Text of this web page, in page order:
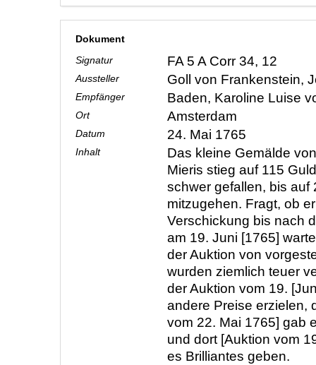
Dokument
Signatur
FA 5 A Corr 34, 12
Aussteller Goll von Frankenstein,
Empfänger Baden, Karoline Luise
Ort Amsterdam
Datum 24. Mai 1765
Inhalt
Das kleine Gemälde
Mieris stieg auf 115
schwer gefallen, bis auf
mitzugehen. Fragt, ob
Verschickung bis nach
am 19. Juni [1765]
der Auktion von
wurden ziemlich teuer
der Auktion vom 19.
andere Preise erzielen,
vom 22. Mai 1765] gab
und dort [Auktion vom
es Brilliantes geben.